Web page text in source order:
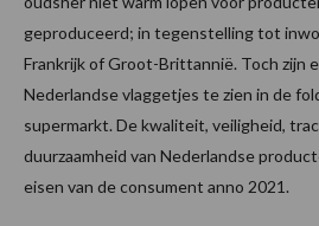
geproduceerd; in tegenstelling tot
Frankrijk of Groot-Brittannië. Toch zijn
Nederlandse vlaggetjes te zien in de
supermarkt. De kwaliteit, veiligheid,
duurzaamheid van Nederlandse
eisen van de consument anno 2021.